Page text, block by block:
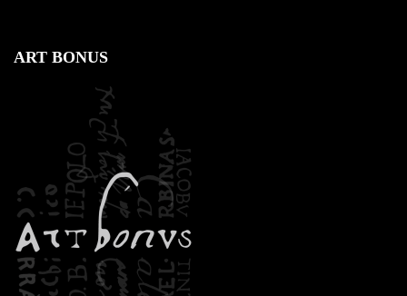
ART BONUS